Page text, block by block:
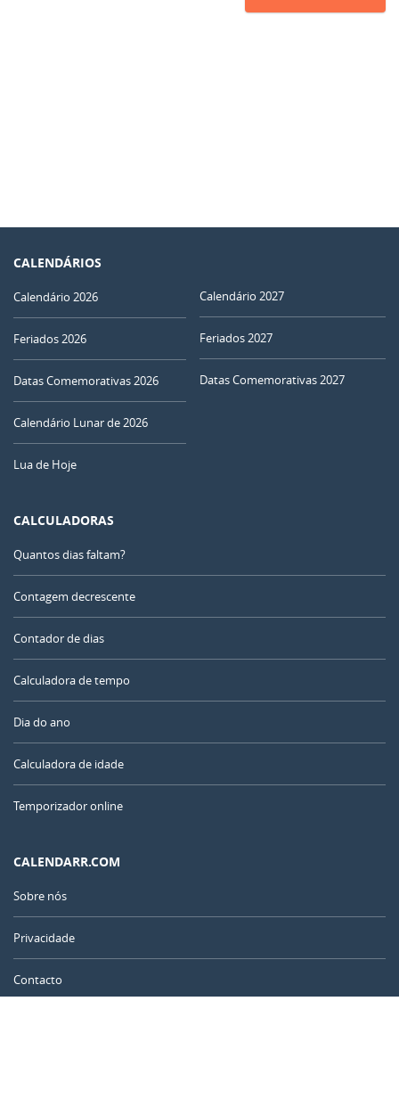
CALENDÁRIOS
Calendário 2026
Feriados 2026
Datas Comemorativas 2026
Calendário Lunar de 2026
Lua de Hoje
Calendário 2027
Feriados 2027
Datas Comemorativas 2027
CALCULADORAS
Quantos dias faltam?
Contagem decrescente
Contador de dias
Calculadora de tempo
Dia do ano
Calculadora de idade
Temporizador online
CALENDARR.COM
Sobre nós
Privacidade
Contacto